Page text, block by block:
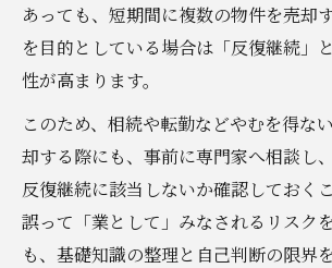
業として 反復継続の境界が
不動産売却を合法に進める手順
不動産売却の反復継続回避フ
合法的な不動産売却のため
反復継続 わかりやすく進め
不動産売却で業者に依頼す
反復継続 不動産を防ぐ工夫や
あっても、短期間に複数の物件を売却
を目的としている場合は「反復継続」
性が高まります。
このため、相続や転勤などやむを得な
却する際にも、事前に専門家へ相談し
反復継続に該当しないか確認しておく
誤って「業として」みなされるリスク
も、基礎知識の整理と自己判断の限界